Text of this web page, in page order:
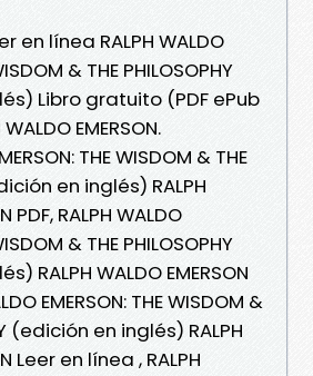
en línea RALPH WALDO
& THE PHILOSOPHY
Libro gratuito (PDF ePub
EMERSON.
THE WISDOM & THE
en inglés) RALPH
PDF, RALPH WALDO
& THE PHILOSOPHY
RALPH WALDO EMERSON
EMERSON: THE WISDOM &
(edición en inglés) RALPH
Leer en línea , RALPH